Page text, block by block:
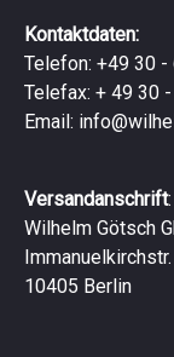
Kontaktdaten:
Telefon: +49 30
Telefax: + 49 30
Email:
Versandanschrift:
Wilhelm Götsch
10405 Berlin